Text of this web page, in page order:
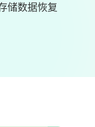
储数据恢复